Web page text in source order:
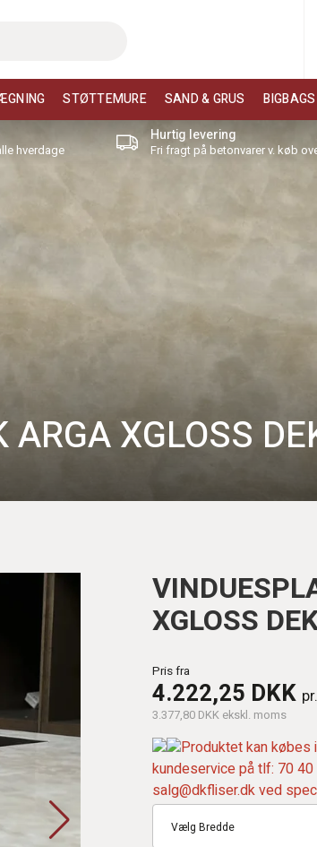
STØTTEMURE SAND & GRUS BIGBAGS
hverdage
Hurtig levering
Fri fragt på betonvarer v. køb
XGLOSS
XGLOSS
Pris fra
4.222,25 DKK
3.377,80 DKK ekskl. moms
Produktet kan købes
kundeservice på tlf: 70
salg@dkfliser.dk ved
Vælg Bredde